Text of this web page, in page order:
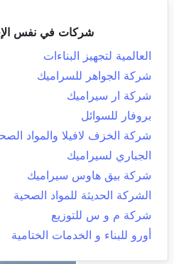
شركات في نفس
العالمية لتجهيز البناءات
شركة الجواهر للسراميك
شركة ار سيراميك
بروفار للسوائل
شركة الخزف لافيلا والمواد
الجباري لسيراميك
شركة بيق هاوس سيراميك
الشركة الحديثة للمواد الصحية
شركة م و س للتوزيع
أورو للبناء و الخدمات الختامية